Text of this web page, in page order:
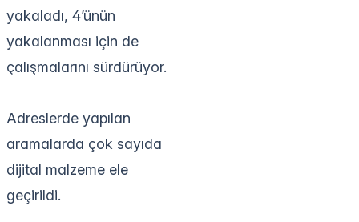
yakaladı, 4’ünün
yakalanması için de
çalışmalarını sürdürüyor.
Adreslerde yapılan
aramalarda çok sayıda
dijital malzeme ele
geçirildi.